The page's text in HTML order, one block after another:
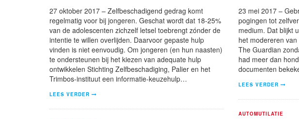
27 oktober 2017 – Zelfbeschadigend gedrag komt
regelmatig voor bij jongeren. Geschat wordt dat 18-25%
van de adolescenten zichzelf letsel toebrengt zónder de
intentie te willen overlijden. Daarvoor gepaste hulp
vinden is niet eenvoudig. Om jongeren (en hun naasten)
te ondersteunen bij het kiezen van adequate hulp
ontwikkelen Stichting Zelfbeschadiging, Palier en het
Trimbos-instituut een informatie-keuzehulp…
LEES VERDER
23 mei 2017 –
pogingen tot
medium. Dat blijkt
het modereren
The Guardian
had meer dan
documenten
LEES VERDER
AUTOMUTILATIE